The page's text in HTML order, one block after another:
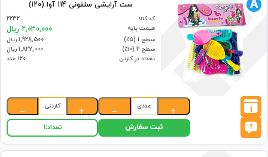
ست آرایشی سلفونی 114 آوا (120)
کد کالا
2232
قیمت پایه
2,030,000 ریال
سطح 1 (۵٪)
1,928,500 ریال
سطح 2 (۱۰٪)
1,827,000 ریال
تعداد در کارتن
120 عدد
1
A
+
عددی
−
+
کارتنی
−
ثبت سفارش تعداد:1